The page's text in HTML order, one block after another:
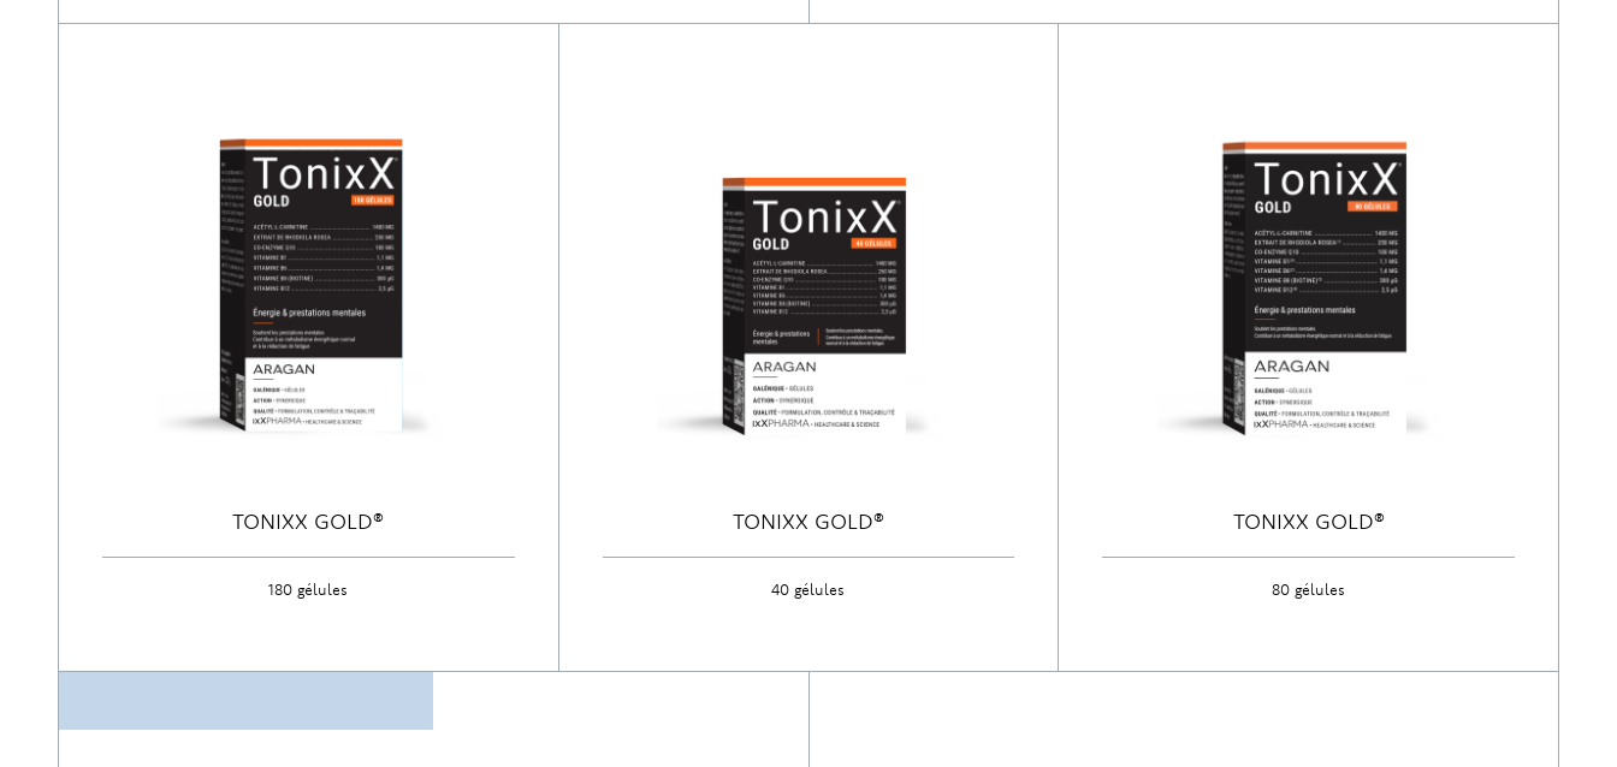
TONIXX GOLD®
180 gélules
TONIXX GOLD®
40 gélules
TONIXX GOLD®
80 gélules